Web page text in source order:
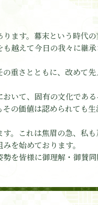
ます。幕末という時代
越えて今日の我々に継
重さとともに、改めて
いて、固有の文化であ
の価値は認められても
。これは焦眉の急、私
を始めております。
を皆様に御理解・御賛